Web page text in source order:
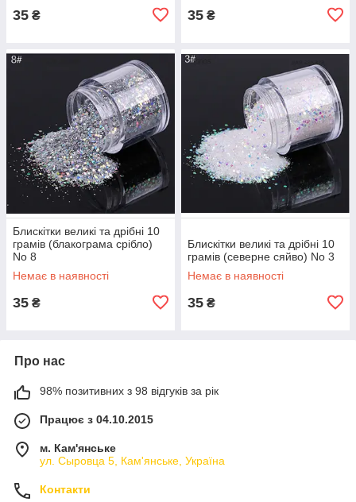
35 ₴ 35 ₴
Блискітки великі та дрібні 10
грамів (блакограма срібло)
No 8
Немає в наявності
35 ₴
Блискітки великі та дрібні 10
грамів (северне сяйво) No 3
Немає в наявності
35 ₴
Про нас
98% позитивних з 98 відгуків за рік
Працює з 04.10.2015
м. Кам'янське
ул. Сыровца 5, Кам'янське, Україна
Контакти